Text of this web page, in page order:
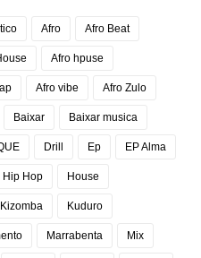
Afro Afro Beat
Afro hpuse
Afro vibe Afro Zulo
Baixar Baixar musica
Drill Ep EP Alma
Hip Hop House
Kizomba Kuduro
Marrabenta Mix